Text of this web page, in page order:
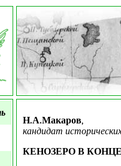
Н.А.Макаров,
кандидат
КЕНОЗЕРО В